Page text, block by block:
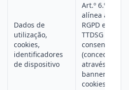
Dados de
utilização,
cookies,
identificadores
de dispositivo
Art.º 6.º, n.º 1,
alínea a), do
RGPD e § 25(1)
TTDSG —
(concedido
através do
banner de
cookies)